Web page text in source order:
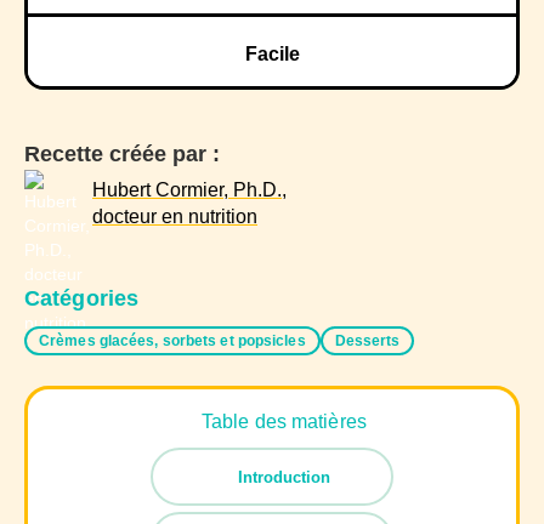
Facile
Recette créée par :
Hubert Cormier, Ph.D.,
docteur en nutrition
Catégories
Crèmes glacées, sorbets et popsicles Desserts
Table des matières
Introduction